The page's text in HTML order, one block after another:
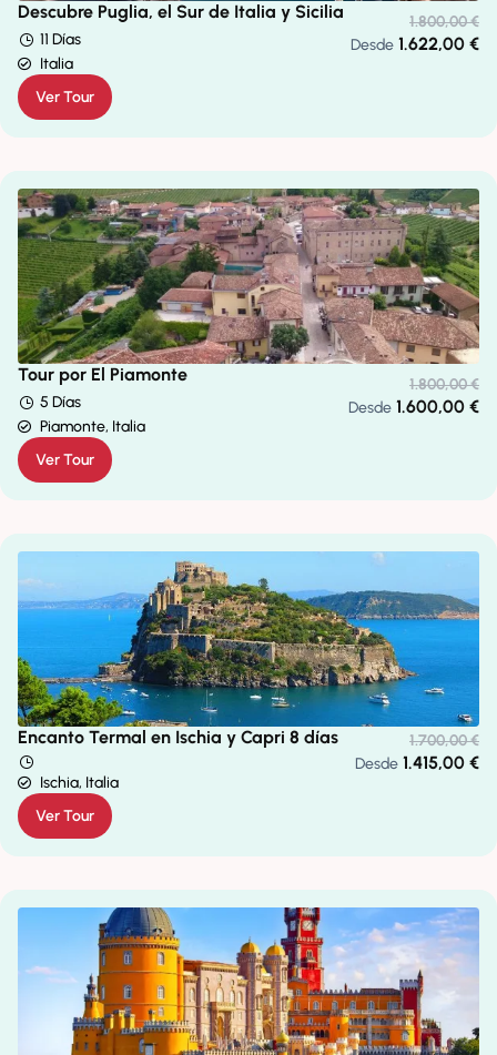
Descubre Puglia, el Sur de Italia y Sicilia
11 Días
Italia
1.800,00€
Desde 1.622,00 €
Ver Tour
Tour por El Piamonte
5 Días
Piamonte, Italia
1.800,00€
Desde 1.600,00 €
Ver Tour
Encanto Termal en Ischia y Capri 8 días
Ischia, Italia
1.700,00€
Desde 1.415,00 €
Ver Tour